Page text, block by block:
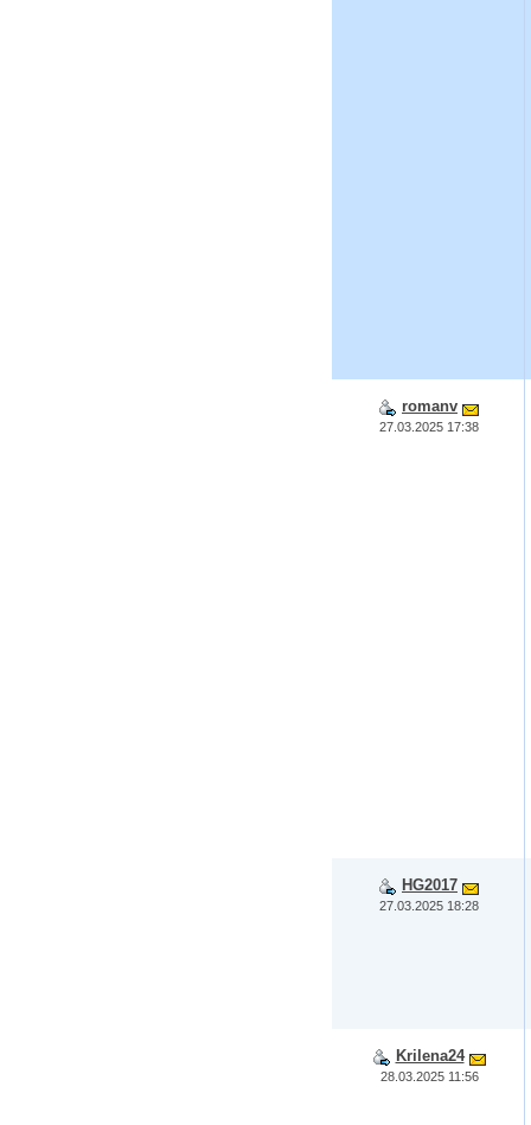
romanv
27.03.2025 17:38
HG2017
27.03.2025 18:28
Krilena24
28.03.2025 11:56